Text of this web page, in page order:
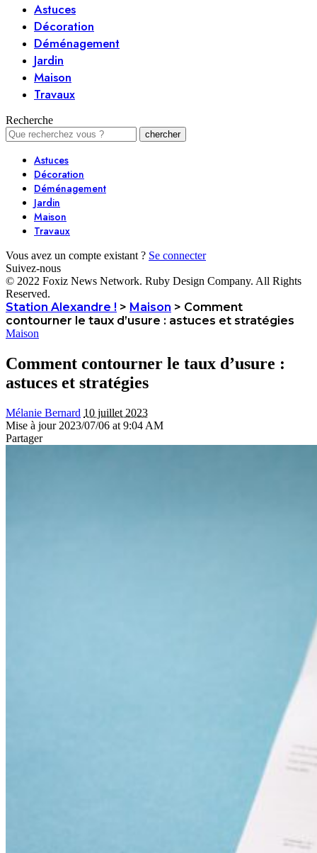
Astuces
Décoration
Déménagement
Jardin
Maison
Travaux
Recherche
Astuces
Décoration
Déménagement
Jardin
Maison
Travaux
Vous avez un compte existant ? Se connecter
Suivez-nous
© 2022 Foxiz News Network. Ruby Design Company. All Rights
Reserved.
Station Alexandre ! > Maison > Comment
contourner le taux d’usure : astuces et stratégies
Maison
Comment contourner le taux d’usure :
astuces et stratégies
Mélanie Bernard 10 juillet 2023
Mise à jour 2023/07/06 at 9:04 AM
Partager